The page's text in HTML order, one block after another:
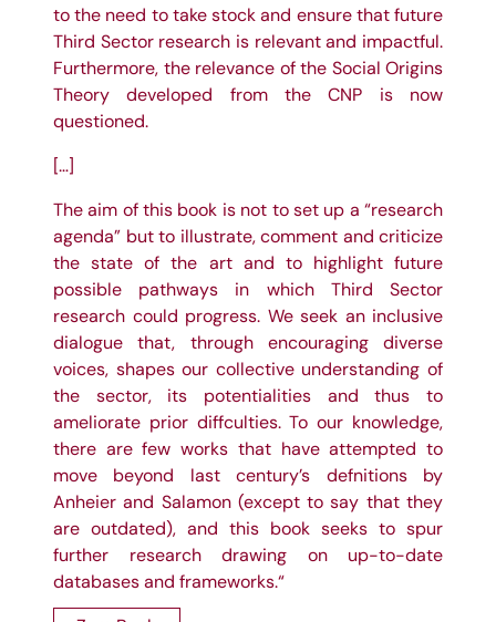
to the need to take stock and ensure that future
Third Sector research is relevant and impactful.
Furthermore, the relevance of the Social Origins
Theory developed from the CNP is now
questioned.
[…]
The aim of this book is not to set up a “research
agenda” but to illustrate, comment and criticize
the state of the art and to highlight future
possible pathways in which Third Sector
research could progress. We seek an inclusive
dialogue that, through encouraging diverse
voices, shapes our collective understanding of
the sector, its potentialities and thus to
ameliorate prior diffculties. To our knowledge,
there are few works that have attempted to
move beyond last century’s defnitions by
Anheier and Salamon (except to say that they
are outdated), and this book seeks to spur
further research drawing on up-to-date
databases and frameworks.“